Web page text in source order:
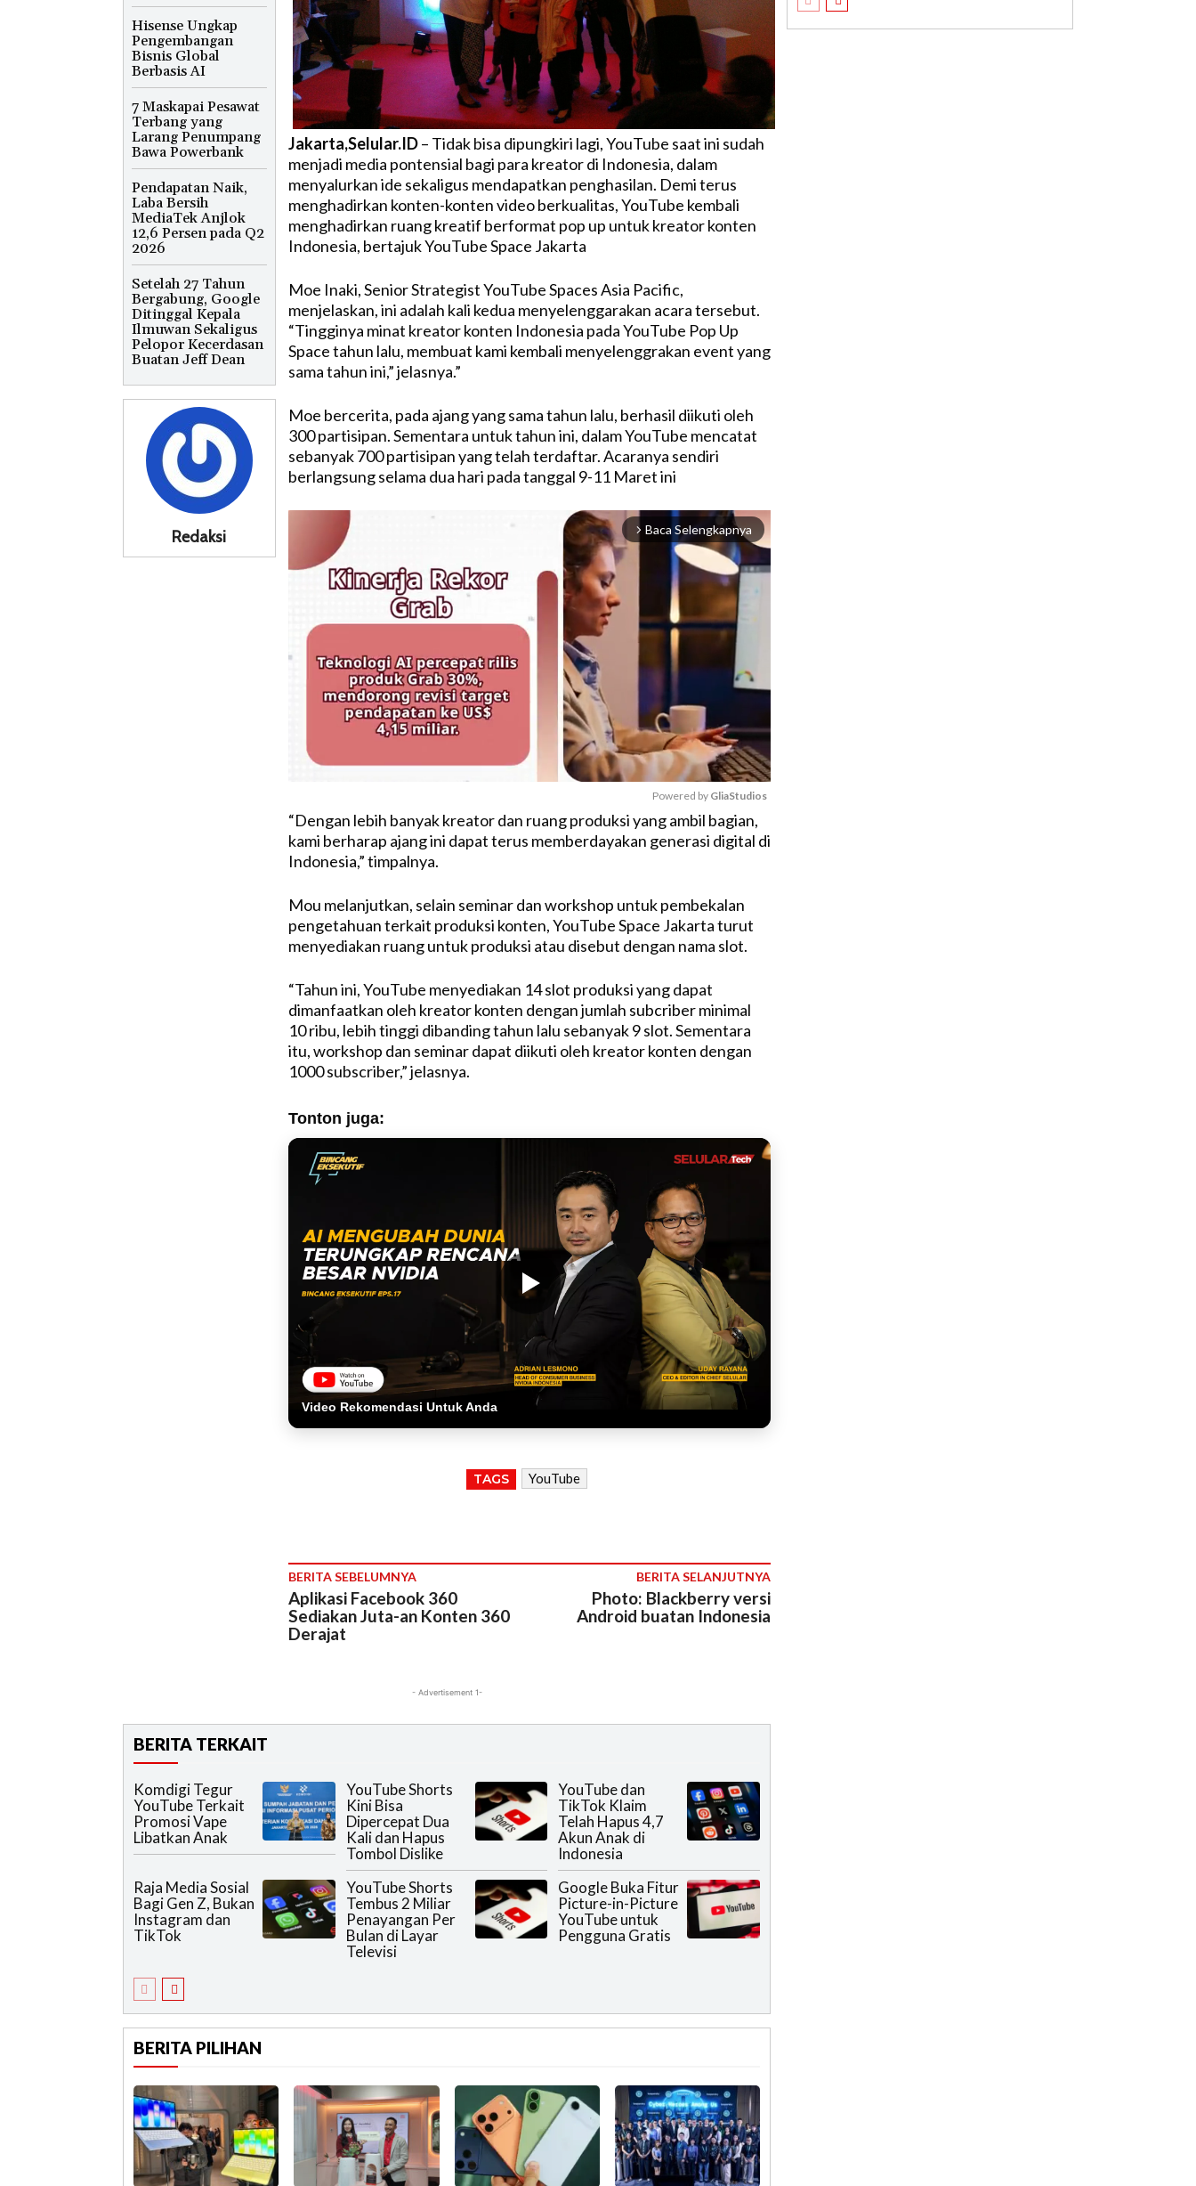
Hisense Ungkap
Pengembangan
Bisnis Global
Berbasis AI
7 Maskapai Pesawat
Terbang yang
Larang Penumpang
Bawa Powerbank
Pendapatan Naik,
Laba Bersih
MediaTek Anjlok
12,6 Persen pada Q2
2026
Setelah 27 Tahun
Bergabung, Google
Ditinggal Kepala
Ilmuwan Sekaligus
Pelopor Kecerdasan
Buatan Jeff Dean
Redaksi
Jakarta,Selular.ID– Tidak bisa dipungkiri lagi, YouTube saat ini sudah
menjadi media pontensial bagi para kreator di Indonesia, dalam
menyalurkan ide sekaligus mendapatkan penghasilan. Demi terus
menghadirkan konten-konten video berkualitas, YouTube kembali
menghadirkan ruang kreatif berformat pop up untuk kreator konten
Indonesia, bertajuk YouTube Space Jakarta
Moe Inaki, Senior Strategist YouTube Spaces Asia Pacific,
menjelaskan, ini adalah kali kedua menyelenggarakan acara tersebut.
“Tingginya minat kreator konten Indonesia pada YouTube Pop Up
Space tahun lalu, membuat kami kembali menyelenggrakan event yang
sama tahun ini,” jelasnya.”
Moe bercerita, pada ajang yang sama tahun lalu, berhasil diikuti oleh
300 partisipan. Sementara untuk tahun ini, dalam YouTube mencatat
sebanyak 700 partisipan yang telah terdaftar. Acaranya sendiri
berlangsung selama dua hari pada tanggal 9-11 Maret ini
arrow_forward_ios Baca Selengkapnya
M
e
Powered by GliaStudios
“Dengan lebih banyak kreator dan ruang produksi yang ambil bagian,
kami berharap ajang ini dapat terus memberdayakan generasi digital di
Indonesia,” timpalnya.
Mou melanjutkan, selain seminar dan workshop untuk pembekalan
pengetahuan terkait produksi konten, YouTube Space Jakarta turut
menyediakan ruang untuk produksi atau disebut dengan nama slot.
“Tahun ini, YouTube menyediakan 14 slot produksi yang dapat
dimanfaatkan oleh kreator konten dengan jumlah subcriber minimal
10 ribu, lebih tinggi dibanding tahun lalu sebanyak 9 slot. Sementara
itu, workshop dan seminar dapat diikuti oleh kreator konten dengan
1000 subscriber,” jelasnya.
Tonton juga:
Video Rekomendasi Untuk Anda
TAGS YouTube
BERITA SEBELUMNYA
Aplikasi Facebook 360
Sediakan Juta-an Konten 360
Derajat
BERITA SELANJUTNYA
Photo: Blackberry versi
Android buatan Indonesia
- Advertisement 1-
BERITA TERKAIT
Komdigi Tegur
YouTube Terkait
Promosi Vape
Libatkan Anak
YouTube Shorts
Kini Bisa
Dipercepat Dua
Kali dan Hapus
Tombol Dislike
YouTube dan
TikTok Klaim
Telah Hapus 4,7
Akun Anak di
Indonesia
Raja Media Sosial
Bagi Gen Z, Bukan
Instagram dan
TikTok
YouTube Shorts
Tembus 2 Miliar
Penayangan Per
Bulan di Layar
Televisi
Google Buka Fitur
Picture-in-Picture
YouTube untuk
Pengguna Gratis
BERITA PILIHAN